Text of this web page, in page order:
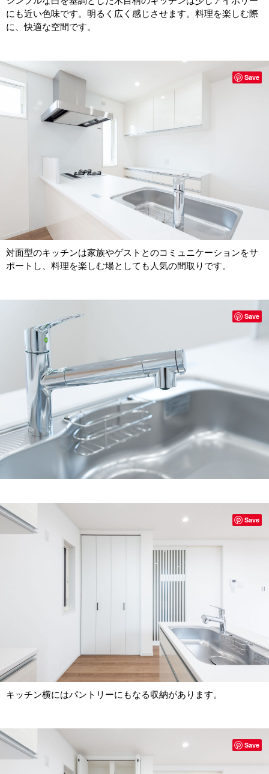
にも近い色味です。明るく広く感じさせます。料理を楽しむ際
に、快適な空間です。
対面型のキッチンは家族やゲストとのコミュニケーションをサ
ポートし、料理を楽しむ場としても人気の間取りです。
Save
Save
キッチン横にはパントリーにもなる収納があります。
Save
Save